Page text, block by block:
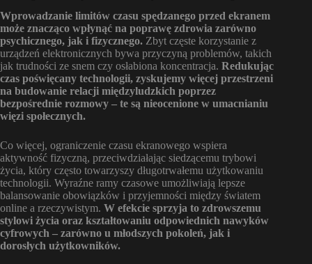
Wprowadzanie limitów czasu spędzanego przed ekranem
może znacząco wpłynąć na poprawę zdrowia zarówno
psychicznego, jak i fizycznego. Zbyt częste korzystanie z
urządzeń elektronicznych bywa przyczyną problemów, takich
jak trudności ze snem czy osłabiona koncentracja. Redukując
czas poświęcany technologii, zyskujemy więcej przestrzeni
na budowanie relacji międzyludzkich poprzez
bezpośrednie rozmowy – te są nieocenione w umacnianiu
więzi społecznych.
Co więcej, ograniczenie czasu ekranowego wspiera
aktywność fizyczną, przeciwdziałając siedzącemu trybowi
życia, który często towarzyszy długotrwałemu użytkowaniu
technologii. Wyraźne ramy czasowe umożliwiają lepsze
balansowanie obowiązków i przyjemności między światem
online a rzeczywistym. W efekcie sprzyja to zdrowszemu
stylowi życia oraz kształtowaniu odpowiednich nawyków
cyfrowych – zarówno u młodszych pokoleń, jak i
dorosłych użytkowników.